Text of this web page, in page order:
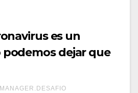
es un
dejar que
MANAGER.DESAFIO